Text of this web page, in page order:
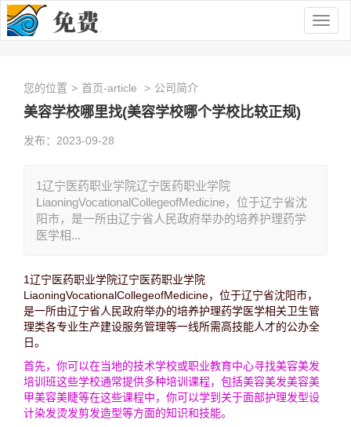
您的位置 > 首页-article > 公司简介
美容学校哪里找(美容学校哪个学校比较正规)
发布：2023-09-28
1辽宁医药职业学院辽宁医药职业学院
LiaoningVocationalCollegeofMedicine，位于辽宁省沈
阳市，是一所由辽宁省人民政府举办的培养护理药学
医学相...
1辽宁医药职业学院辽宁医药职业学院
LiaoningVocationalCollegeofMedicine，位于辽宁省沈阳市，
是一所由辽宁省人民政府举办的培养护理药学医学相关卫生管
理类各专业生产建设服务管理等一线所需高技能人才的公办全
日。
首先，你可以在当地的技术学校或职业教育中心寻找美容美发
培训班这些学校通常提供多种培训课程，包括美容美发美容美
甲美容美睫等在这些课程中，你可以学到关于面部护理发型设
计染发烫发剪发造型等方面的知识和技能。